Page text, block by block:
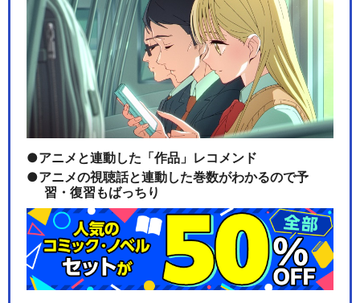
アニメと連動した「作品」レコメンド
アニメの視聴話と連動した巻数がわかるので予
習・復習もばっちり